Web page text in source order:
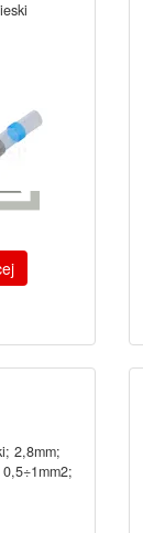
2,8mm;